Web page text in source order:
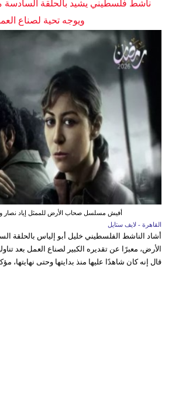
ناشط فلسطيني يشيد بالحلقة
ويوجه تحية لصناع
أفيش مسلسل صحاب الأرض للممثل إياد نصار
القاهرة - لايف ستايل
أشاد الناشط الفلسطيني خليل أبو إلياس
الأرض، معبرًا عن تقديره الكبير لصناع العمل بعد
قال إنه كان شاهدًا عليها منذ بدايتها وحتى